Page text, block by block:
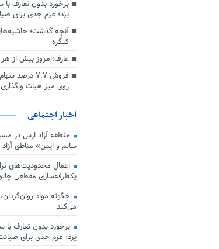
برخورد بدون تعارف
یزد؛ عزم جدی برای
آنچه گذشت؛
کنگره
عارف:امروز بیش از هر
فروش ۷.۷
روی میز هیات واگذاری
اخبار اجتماعی
منطقه آزاد ارس در
سالم و ایمن» مناطق
اعمال محدودیت‌های
یکطرفه‌سازی مقطعی
چگونه مواد
می‌کند
برخورد بدون تعارف
یزد؛ عزم جدی برای